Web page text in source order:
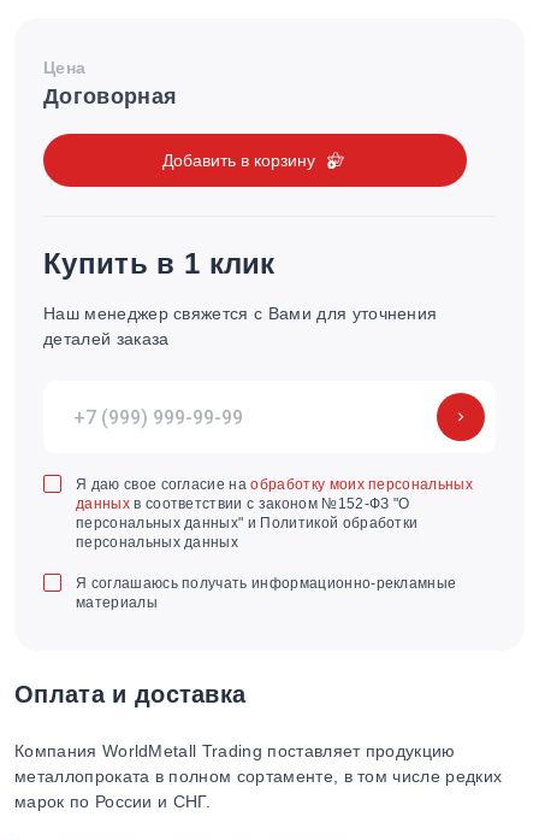
Цена
Договорная
Добавить в корзину
Купить в 1 клик
Наш менеджер свяжется с Вами для уточнения
деталей заказа
Я даю свое согласие наобработку моих персональных
данныхв соответствии с законом №152-ФЗ "О
персональных данных" и Политикой обработки
персональных данных
Я соглашаюсь получать информационно-рекламные
материалы
Оплата и доставка
Компания WorldMetall Trading поставляет продукцию
металлопроката в полном сортаменте, в том числе редких
марок по России и СНГ.